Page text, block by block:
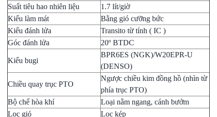
Suất tiêu hao nhiên liệu
1.7 lít/giờ
Kiểu làm mát
Bằng gió cưỡng bức
Kiểu đánh lửa
Transito từ tính ( IC )
Góc đánh lửa
20º BTDC
Kiểu bugi
BPR6ES (NGK)/W20EPR-U
(DENSO)
Chiều quay trục PTO
Ngược chiều kim đồng hồ (nhìn từ
phía trục PTO)
Bộ chế hòa khí
Loại nằm ngang, cánh bướm
Lọc gió
Lọc kép